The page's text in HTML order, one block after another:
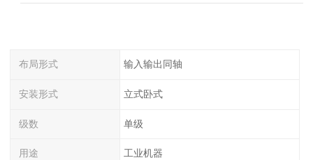
布局形式 输入输出同轴
安装形式 立式卧式
级数 单级
用途 工业机器